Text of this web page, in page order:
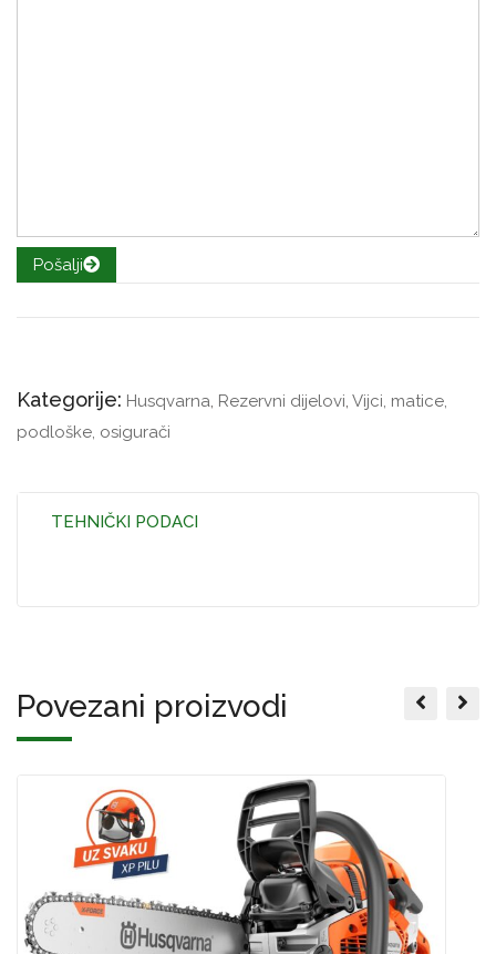
Pošalji
Kategorije: Husqvarna, Rezervni dijelovi, Vijci, matice,
podloške, osigurači
TEHNIČKI PODACI
Povezani proizvodi